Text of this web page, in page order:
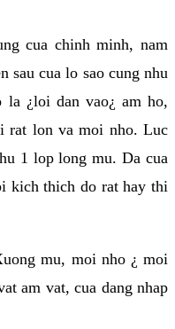
cua chinh minh, nam
sau cua lo sao cung nhu
la ¿loi dan vao¿ am ho,
rat lon va moi nho. Luc
1 lop long mu. Da cua
kich thich do rat hay thi
mu, moi nho ¿ moi
am vat, cua dang nhap